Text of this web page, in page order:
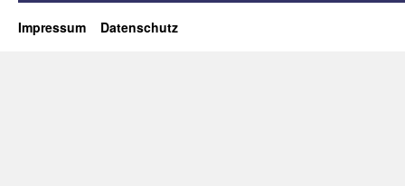
Impressum Datenschutz